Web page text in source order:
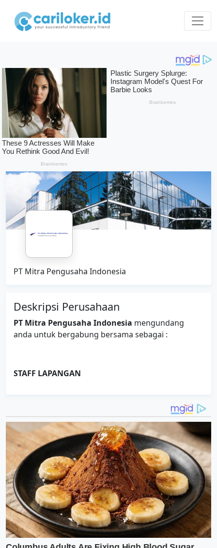
PT Mitra Pengusaha Indonesia
Deskripsi Perusahaan
PT Mitra Pengusaha Indonesia mengundang
anda untuk bergabung bersama sebagai :
STAFF LAPANGAN